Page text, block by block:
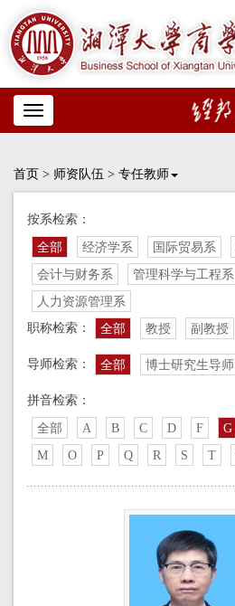
Toggle
navigation
首页 > 师资队伍 > 专任教师
按系检索：
全部 经济学系 国际贸易系
会计与财务系
管理科学与工程系
人力资源管理系
职称检索：
全部 教授 副教授
导师检索： 全部 博士研究生导师
拼音检索：
全部 A B C D F G
M
O P Q R S T